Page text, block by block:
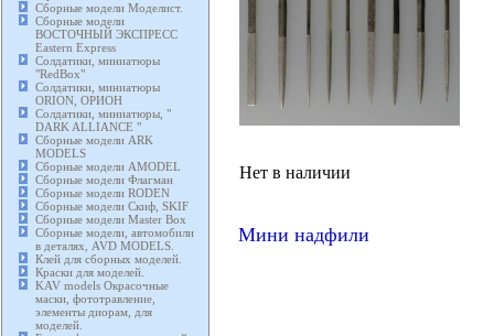
Сборные модели Моделист.
Сборные модели
ВОСТОЧНЫЙ ЭКСПРЕСС
Eastern Express
Солдатики, миниатюры
"RedBox"
Солдатики, миниатюры
ORION, ОРИОН
Солдатики, миниатюры, "
DARK ALLIANCE "
Сборные модели ARK
MODELS
Сборные модели AMODEL
Сборные модели Флагман
Сборные модели RODEN
Сборные модели Скиф, SKIF
Сборные модели Master Box
Сборные модели, автомобили
в деталях, AVD MODELS.
Клей для сборных моделей.
Краски для моделей.
KAV models Окрасочные
маски, фототравление,
элементы диорам, для
моделей.
Нет в наличии
Мини надфили